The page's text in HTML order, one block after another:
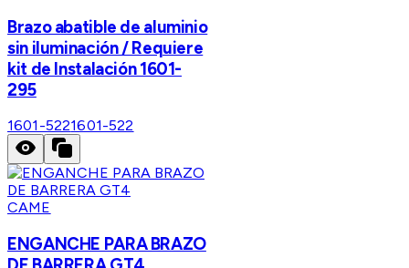
Brazo abatible de aluminio
sin iluminación / Requiere
kit de Instalación 1601-
295
1601-5221601-522
CAME
ENGANCHE PARA BRAZO